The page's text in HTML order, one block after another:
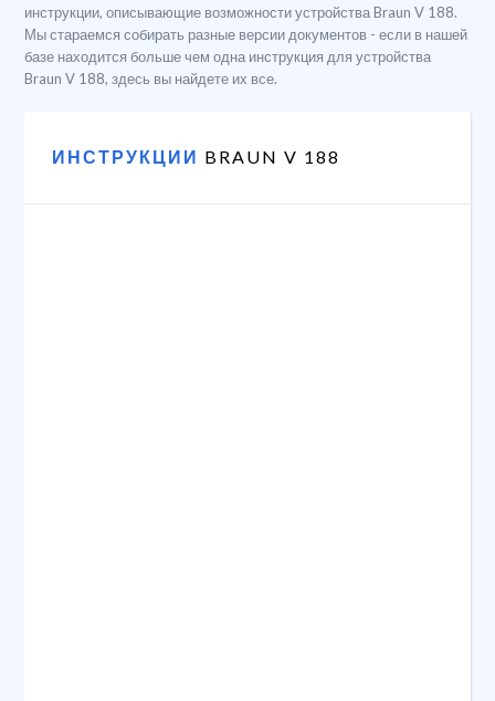
инструкции, описывающие возможности устройства Braun V 188.
Мы стараемся собирать разные версии документов - если в нашей
базе находится больше чем одна инструкция для устройства
Braun V 188, здесь вы найдете их все.
ИНСТРУКЦИИ BRAUN V 188